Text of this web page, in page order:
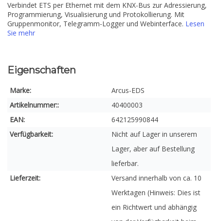
Verbindet ETS per Ethernet mit dem KNX-Bus zur Adressierung,
Programmierung, Visualisierung und Protokollierung. Mit
Gruppenmonitor, Telegramm-Logger und Webinterface. Lesen
Sie mehr
Eigenschaften
Marke:
Arcus-EDS
Artikelnummer::
40400003
EAN:
642125990844
Verfügbarkeit:
Nicht auf Lager in unserem
Lager, aber auf Bestellung
lieferbar.
Lieferzeit:
Versand innerhalb von ca. 10
Werktagen (Hinweis: Dies ist
ein Richtwert und abhängig